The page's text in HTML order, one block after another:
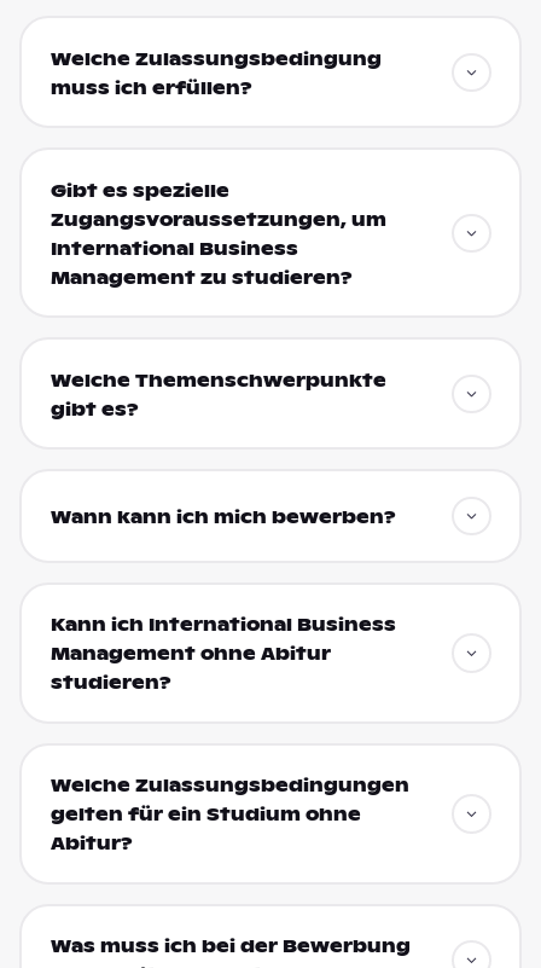
Welche Zulassungsbedingung
muss ich erfüllen?
Gibt es spezielle
Zugangsvoraussetzungen, um
International Business
Management zu studieren?
Welche Themenschwerpunkte
gibt es?
Wann kann ich mich bewerben?
Kann ich International Business
Management ohne Abitur
studieren?
Welche Zulassungsbedingungen
gelten für ein Studium ohne
Abitur?
Was muss ich bei der Bewerbung